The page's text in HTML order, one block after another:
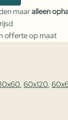
maaralleen
offerte op maat
,60x120,